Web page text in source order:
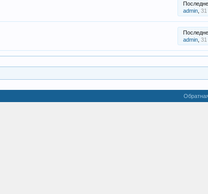
admin, 31
admin, 31